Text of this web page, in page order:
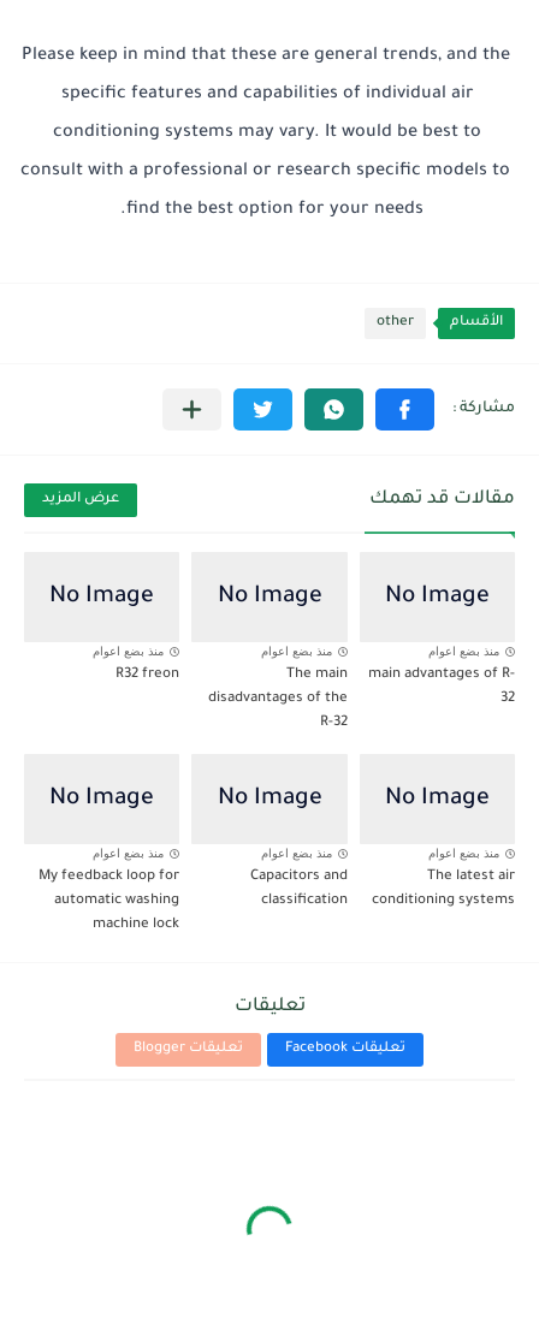
Please keep in mind that these are general trends, and the
specific features and capabilities of individual air
conditioning systems may vary. It would be best to
consult with a professional or research specific models to
find the best option for your needs.
الأقسام other
مقالات قد تهمك عرض المزيد
منذ بضع اعوام
main advantages of R-
32
منذ بضع اعوام
The main
disadvantages of the
R-32
منذ بضع اعوام
R32 freon
منذ بضع اعوام
The latest air
conditioning systems
منذ بضع اعوام
Capacitors and
classification
منذ بضع اعوام
My feedback loop for
automatic washing
machine lock
تعليقات
تعليقات Facebook تعليقات Blogger